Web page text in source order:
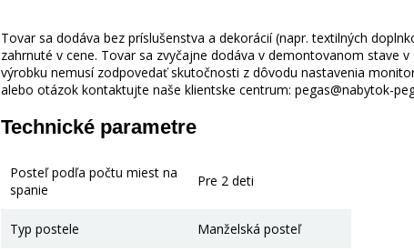
Tovar sa dodáva bez príslušenstva a dekorácií (napr. textilných
zahrnuté v cene. Tovar sa zvyčajne dodáva v demontovanom stave
výrobku nemusí zodpovedať skutočnosti z dôvodu nastavenia
alebo otázok kontaktujte naše klientske centrum: pegas@nabytok-
Technické parametre
Posteľ podľa počtu miest na
spanie
Pre 2 deti
Typ postele Manželská posteľ